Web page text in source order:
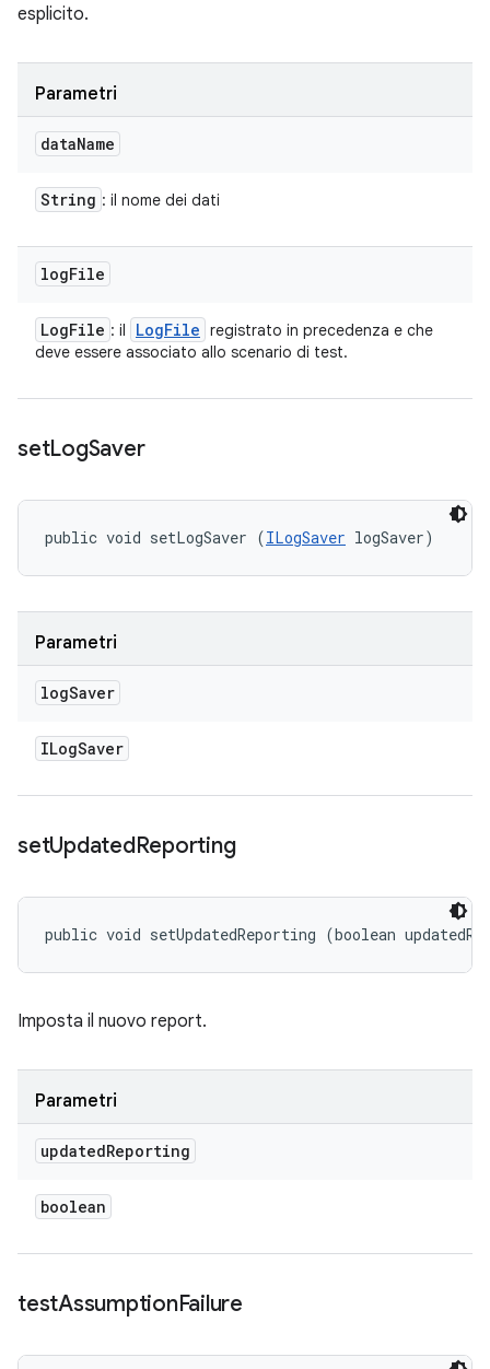
esplicito.
Parametri
dataName
String : il nome dei dati
logFile
LogFile : il LogFile registrato in precedenza e che
deve essere associato allo scenario di test.
setLogSaver
public void setLogSaver (ILogSaver logSaver)
Parametri
logSaver
ILogSaver
setUpdatedReporting
public void setUpdatedReporting (boolean
Imposta il nuovo report.
Parametri
updatedReporting
boolean
testAssumptionFailure